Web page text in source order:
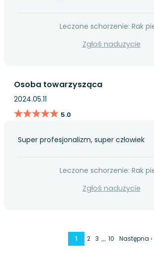
Leczone schorzenie: Rak
Zgłoś nadużycie
Osoba towarzysząca
2024.05.11
★★★★★
★★★★★ 5.0
Super profesjonalizm, super człowiek
Leczone schorzenie: Rak
Zgłoś nadużycie
1 2 3 … 10 Następna ›